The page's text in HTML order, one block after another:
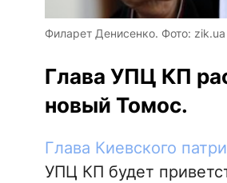
Филарет Денисенко. Фото: zik.ua
Глава УПЦ КП
новый Томос.
Глава Киевского
УПЦ КП будет